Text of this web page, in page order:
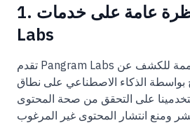
1. نظرة عامة على خدمات Pangram
Labs
تقدم Pangram Labs حلولاً تقنية مصممة للكشف عن
بواسطة الذكاء الاصطناعي على نطاق
على التحقق من صحة المحتوى
ومنع انتشار المحتوى غير المرغوب